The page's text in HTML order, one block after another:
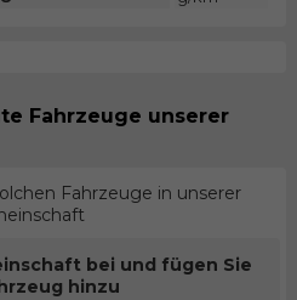
Fahrzeuge unserer
Fahrzeuge in unserer
bei und fügen Sie
hinzu